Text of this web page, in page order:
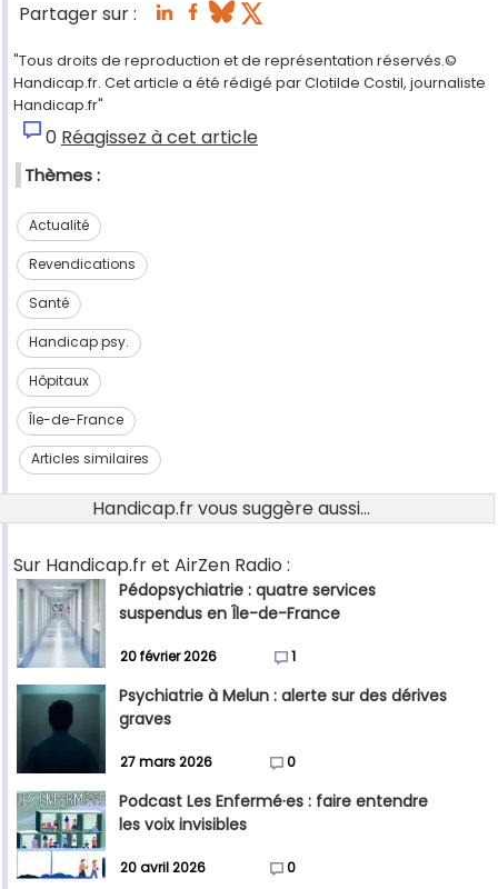
Partager sur :
"Tous droits de reproduction et de représentation réservés.©
Handicap.fr. Cet article a été rédigé par Clotilde Costil, journaliste
Handicap.fr"
0 Réagissez à cet article
Thèmes :
Actualité
Revendications
Santé
Handicap psy.
Hôpitaux
Île-de-France
Articles similaires
Handicap.fr vous suggère aussi...
Sur Handicap.fr et AirZen Radio :
Pédopsychiatrie : quatre services
suspendus en Île-de-France
20 février 2026 1
Psychiatrie à Melun : alerte sur des dérives
graves
27 mars 2026 0
Podcast Les Enfermé·es : faire entendre
les voix invisibles
20 avril 2026 0